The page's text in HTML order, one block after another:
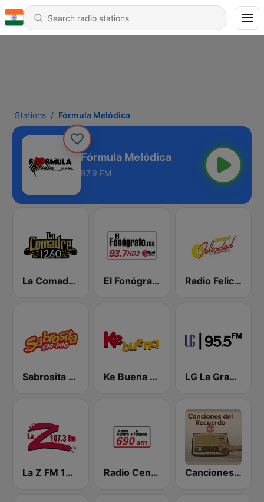
Stations Fórmula Melódica
Fórmula Melódica
97.9 FM
La Comadre 1260 AM El Fonógrafo HD2 Radio Felicidad 1180 AM
Sabrosita 590 AM Ke Buena 92.9 FM LG La Grande
La Z FM 107.3 Radio Centro y El Fonógrafo Canciones del Recuerdo DJec